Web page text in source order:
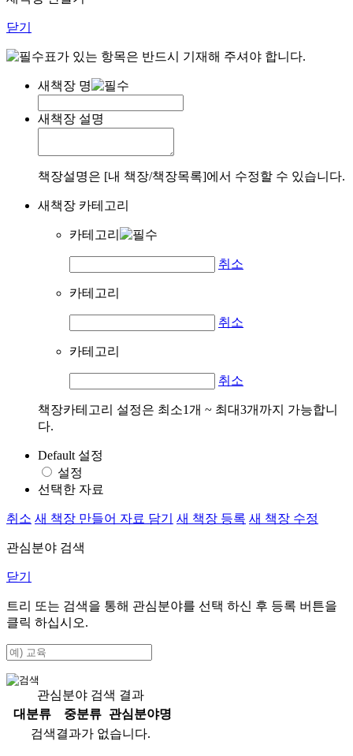
닫기
표가 있는 항목은 반드시 기재해 주셔야 합니다.
새책장 명
새책장 설명
책장설명은 [내 책장/책장목록]에서 수정할 수 있습니다.
새책장 카테고리
카테고리
취소
카테고리
취소
카테고리
취소
책장카테고리 설정은 최소1개 ~ 최대3개까지 가능합니
다.
Default 설정
설정
선택한 자료
취소 새 책장 만들어 자료 담기 새 책장 등록 새 책장 수정
관심분야 검색
닫기
트리 또는 검색을 통해 관심분야를 선택 하신 후 등록 버튼을
클릭 하십시오.
관심분야 검색 결과
대분류
중분류
관심분야명
검색결과가 없습니다.